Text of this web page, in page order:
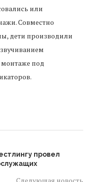
или
Совместно
дети производили
под
провел